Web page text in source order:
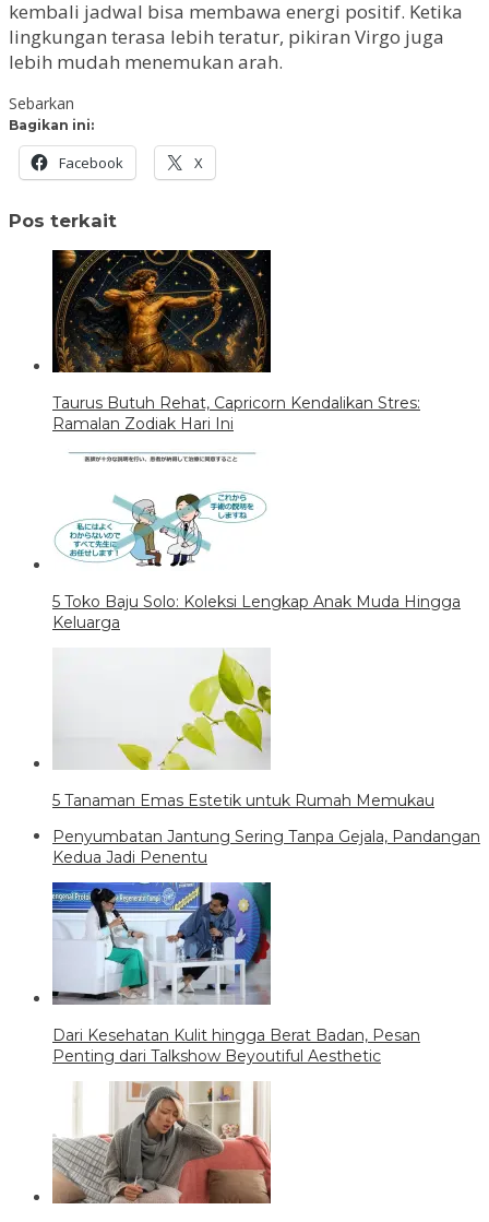
kembali jadwal bisa membawa energi positif. Ketika
lingkungan terasa lebih teratur, pikiran Virgo juga
lebih mudah menemukan arah.
Sebarkan
Bagikan ini:
Facebook X
Pos terkait
Taurus Butuh Rehat, Capricorn Kendalikan Stres:
Ramalan Zodiak Hari Ini
5 Toko Baju Solo: Koleksi Lengkap Anak Muda Hingga
Keluarga
5 Tanaman Emas Estetik untuk Rumah Memukau
Penyumbatan Jantung Sering Tanpa Gejala, Pandangan
Kedua Jadi Penentu
Dari Kesehatan Kulit hingga Berat Badan, Pesan
Penting dari Talkshow Beyoutiful Aesthetic